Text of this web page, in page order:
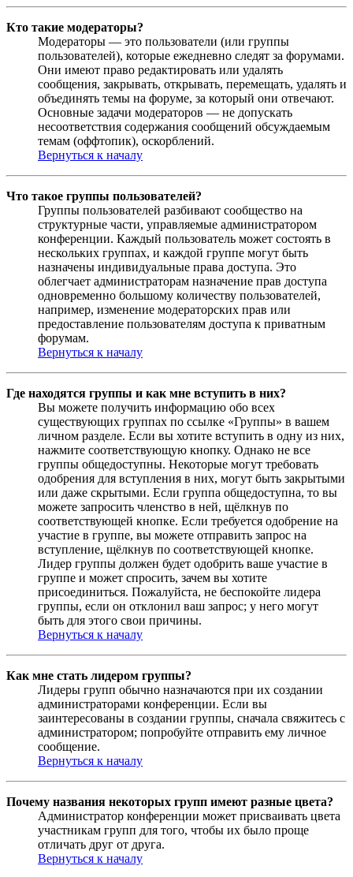
Кто такие модераторы?
Модераторы — это пользователи (или группы
пользователей), которые ежедневно следят за форумами.
Они имеют право редактировать или удалять
сообщения, закрывать, открывать, перемещать, удалять и
объединять темы на форуме, за который они отвечают.
Основные задачи модераторов — не допускать
несоответствия содержания сообщений обсуждаемым
темам (оффтопик), оскорблений.
Вернуться к началу
Что такое группы пользователей?
Группы пользователей разбивают сообщество на
структурные части, управляемые администратором
конференции. Каждый пользователь может состоять в
нескольких группах, и каждой группе могут быть
назначены индивидуальные права доступа. Это
облегчает администраторам назначение прав доступа
одновременно большому количеству пользователей,
например, изменение модераторских прав или
предоставление пользователям доступа к приватным
форумам.
Вернуться к началу
Где находятся группы и как мне вступить в них?
Вы можете получить информацию обо всех
существующих группах по ссылке «Группы» в вашем
личном разделе. Если вы хотите вступить в одну из них,
нажмите соответствующую кнопку. Однако не все
группы общедоступны. Некоторые могут требовать
одобрения для вступления в них, могут быть закрытыми
или даже скрытыми. Если группа общедоступна, то вы
можете запросить членство в ней, щёлкнув по
соответствующей кнопке. Если требуется одобрение на
участие в группе, вы можете отправить запрос на
вступление, щёлкнув по соответствующей кнопке.
Лидер группы должен будет одобрить ваше участие в
группе и может спросить, зачем вы хотите
присоединиться. Пожалуйста, не беспокойте лидера
группы, если он отклонил ваш запрос; у него могут
быть для этого свои причины.
Вернуться к началу
Как мне стать лидером группы?
Лидеры групп обычно назначаются при их создании
администраторами конференции. Если вы
заинтересованы в создании группы, сначала свяжитесь с
администратором; попробуйте отправить ему личное
сообщение.
Вернуться к началу
Почему названия некоторых групп имеют разные цвета?
Администратор конференции может присваивать цвета
участникам групп для того, чтобы их было проще
отличать друг от друга.
Вернуться к началу